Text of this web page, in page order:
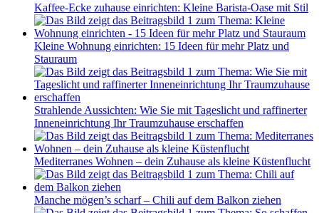
Kaffee-Ecke zuhause einrichten: Kleine Barista-Oase mit Stil
Kleine Wohnung einrichten: 15 Ideen für mehr Platz und
Stauraum
Strahlende Aussichten: Wie Sie mit Tageslicht und raffinerter
Inneneinrichtung Ihr Traumzuhause erschaffen
Mediterranes Wohnen – dein Zuhause als kleine Küstenflucht
Manche mögen’s scharf – Chili auf dem Balkon ziehen